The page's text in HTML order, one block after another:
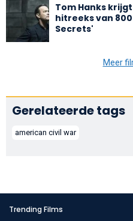
Tom Hanks
hitreeks van
Secrets'
Meer
Gerelateerde tags
american civil war
Trending Films